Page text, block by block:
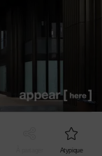
Atypique